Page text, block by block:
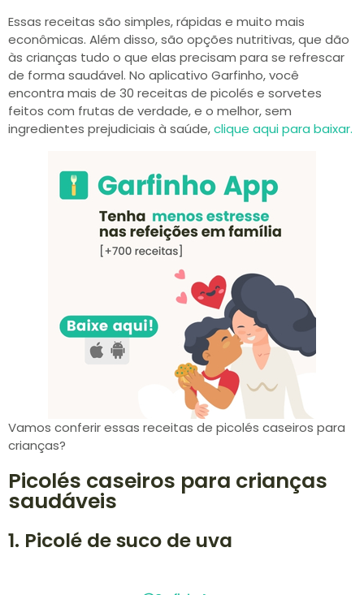
Essas receitas são simples, rápidas e muito mais
econômicas. Além disso, são opções nutritivas, que dão
às crianças tudo o que elas precisam para se refrescar
de forma saudável. No aplicativo Garfinho, você
encontra mais de 30 receitas de picolés e sorvetes
feitos com frutas de verdade, e o melhor, sem
ingredientes prejudiciais à saúde,clique aqui para baixar.
Vamos conferir essas receitas de picolés caseiros para
crianças?
Picolés caseiros para crianças
saudáveis
1. Picolé de suco de uva